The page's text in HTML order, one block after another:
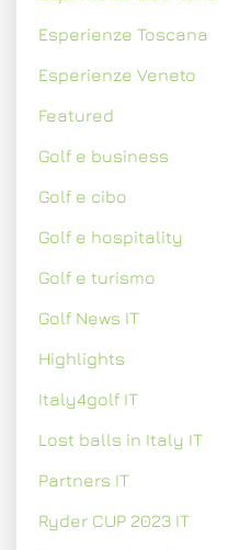
Esperienze Toscana
Esperienze Veneto
Featured
Golf e business
Golf e cibo
Golf e hospitality
Golf e turismo
Golf News IT
Highlights
Italy4golf IT
Lost balls in Italy IT
Partners IT
Ryder CUP 2023 IT